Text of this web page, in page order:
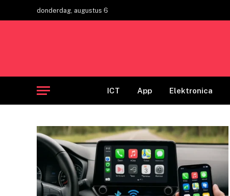
donderdag, augustus 6
ICT App Elektronica